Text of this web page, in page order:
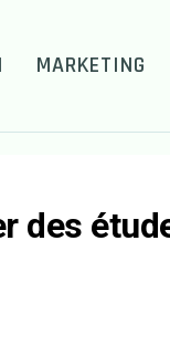
MARKETING
des